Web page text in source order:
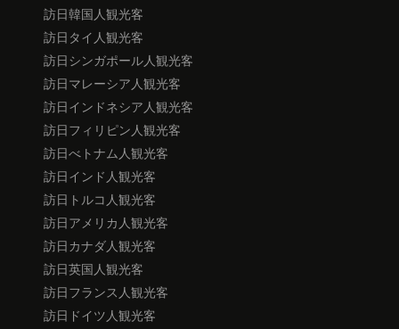
訪日韓国人観光客
訪日タイ人観光客
訪日シンガポール人観光客
訪日マレーシア人観光客
訪日インドネシア人観光客
訪日フィリピン人観光客
訪日べトナム人観光客
訪日インド人観光客
訪日トルコ人観光客
訪日アメリカ人観光客
訪日カナダ人観光客
訪日英国人観光客
訪日フランス人観光客
訪日ドイツ人観光客